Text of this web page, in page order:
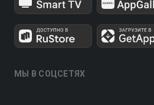
МЫ В СОЦСЕТЯХ